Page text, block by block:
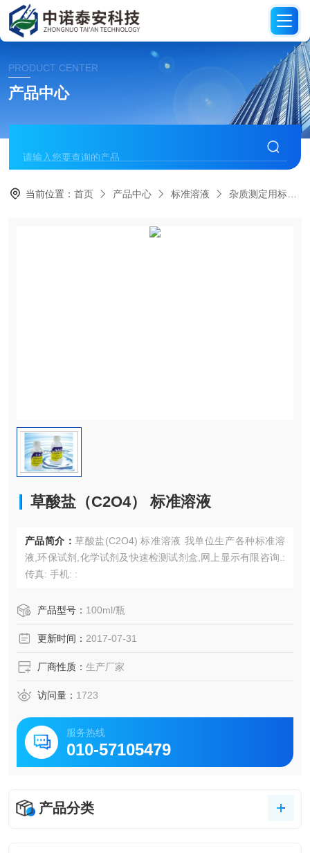
PRODUCT CENTER
产品中心
当前位置：首页 产品中心 标准溶液 杂质测定用标准溶液
草酸盐（C2O4） 标准溶液
产品简介： 草酸盐(C2O4) 标准溶液 我单位生产各种标准溶
液,环保试剂,化学试剂及快速检测试剂盒,网上显示有限咨询.:
传真: 手机: :
产品型号： 100ml/瓶
更新时间： 2017-07-31
厂商性质： 生产厂家
访问量： 1723
服务热线
010-57105479
产品分类